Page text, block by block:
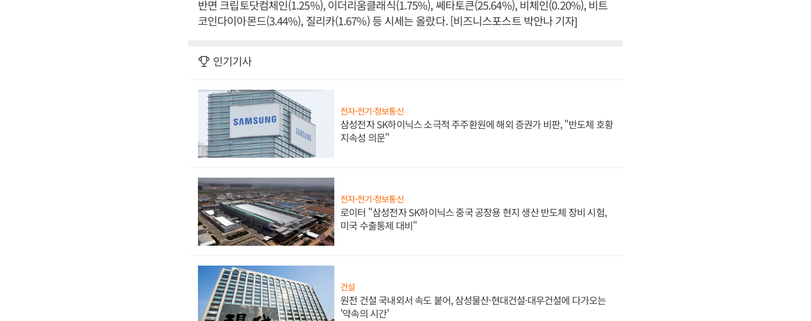
반면 크립토닷컴체인(1.25%), 이더리움클래식(1.75%), 쎄타토큰(25.64%), 비체인(0.20%), 비트
코인다이아몬드(3.44%), 질리카(1.67%) 등 시세는 올랐다. [비즈니스포스트 박안나 기자]
인기기사
전자·전기·정보통신
삼성전자 SK하이닉스 소극적 주주환원에 해외 증권가 비판, "반도체 호황
지속성 의문"
전자·전기·정보통신
로이터 "삼성전자 SK하이닉스 중국 공장용 현지 생산 반도체 장비 시험,
미국 수출통제 대비"
건설
원전 건설 국내외서 속도 붙어, 삼성물산·현대건설·대우건설에 다가오는
'약속의 시간'